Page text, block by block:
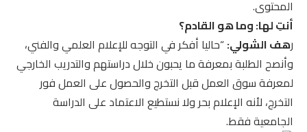
المحتوى.
أنتِ لها: وما هو القادم؟
رهف الشولي:“حاليا أفكر في التوجه للإعلام العلمي والفني،
وأنصح الطلبة بمعرفة ما يحبون خلال دراستهم والتدريب الخارجي
لمعرفة سوق العمل قبل التخرج والحصول على العمل فور
التخرج، لأنه الإعلام بحر ولا نستطيع الاعتماد على الدراسة
الجامعية فقط.